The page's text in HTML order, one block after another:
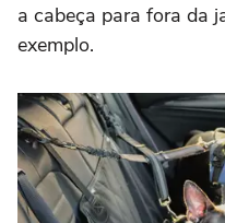
a cabeça para fora da
exemplo.